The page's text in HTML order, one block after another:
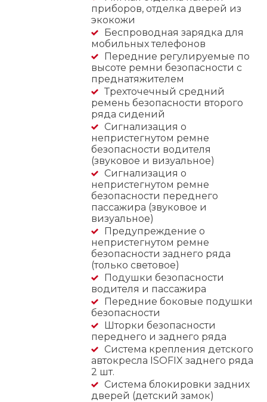
приборов, отделка дверей из
экокожи
Беспроводная зарядка для
мобильных телефонов
Передние регулируемые по
высоте ремни безопасности с
преднатяжителем
Трехточечный средний
ремень безопасности второго
ряда сидений
Сигнализация о
непристегнутом ремне
безопасности водителя
(звуковое и визуальное)
Сигнализация о
непристегнутом ремне
безопасности переднего
пассажира (звуковое и
визуальное)
Предупреждение о
непристегнутом ремне
безопасности заднего ряда
(только световое)
Подушки безопасности
водителя и пассажира
Передние боковые подушки
безопасности
Шторки безопасности
переднего и заднего ряда
Система крепления детского
автокресла ISOFIX заднего ряда
2 шт.
Система блокировки задних
дверей (детский замок)